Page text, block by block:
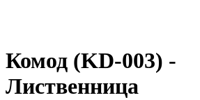
Комод (KD-003) -
Лиственница